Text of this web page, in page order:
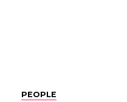
PEOPLE